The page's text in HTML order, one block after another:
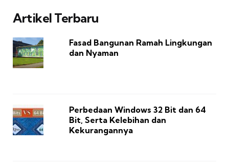
Artikel Terbaru
Fasad Bangunan Ramah Lingkungan
dan Nyaman
Perbedaan Windows 32 Bit dan 64
Bit, Serta Kelebihan dan
Kekurangannya